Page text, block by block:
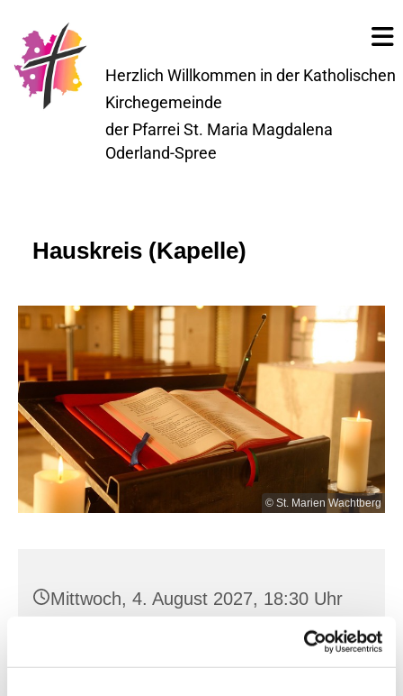
Herzlich Willkommen in der Katholischen
Kirchegemeinde
der Pfarrei St. Maria Magdalena
Oderland-Spree
Hauskreis (Kapelle)
© St. Marien Wachtberg
Mittwoch, 4. August 2027, 18:30 Uhr
St. Joh. Baptist, Seilerplatz 2, 15517
Fürstenwalde/Spree